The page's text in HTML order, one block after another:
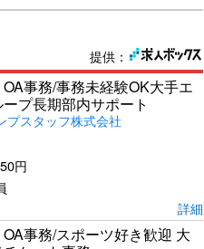
提供：
事務/事務未経験OK大手エ
プ長期部内サポート
プスタッフ株式会社
円
詳細
事務/スポーツ好き歓迎 大